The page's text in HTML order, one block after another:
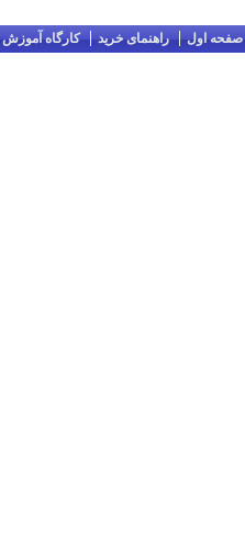
صفحه اول راهنمای خرید کارگاه آموزش